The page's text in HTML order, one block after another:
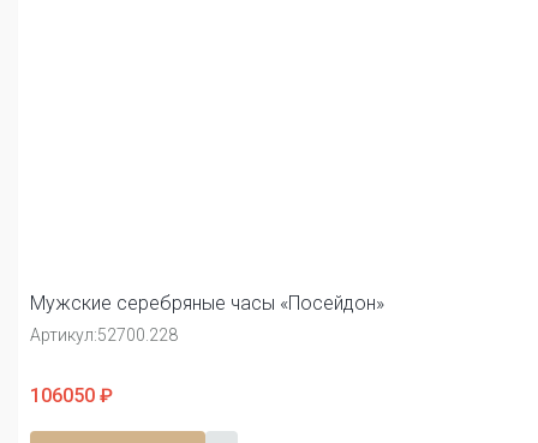
Мужские серебряные часы «Посейдон»
Артикул:52700.228
106050 ₽